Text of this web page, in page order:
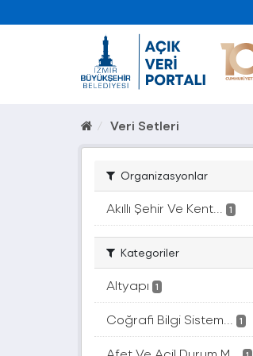
Veri Setleri
Organizasyonlar
Akıllı Şehir Ve Kent... 1
Kategoriler
Altyapı 1
Coğrafi Bilgi Sistem... 1